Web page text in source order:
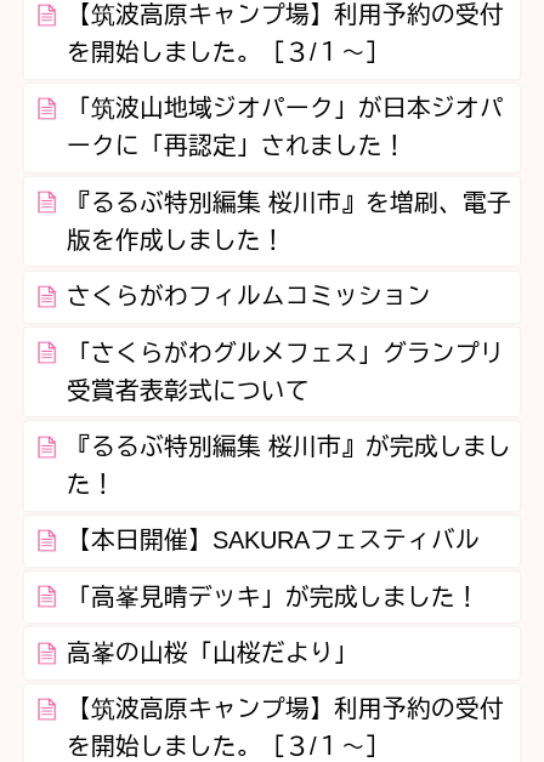
【筑波高原キャンプ場】利用予約の受付
を開始しました。［３/１～］
「筑波山地域ジオパーク」が日本ジオパ
ークに「再認定」されました！
『るるぶ特別編集 桜川市』を増刷、電子
版を作成しました！
さくらがわフィルムコミッション
「さくらがわグルメフェス」グランプリ
受賞者表彰式について
『るるぶ特別編集 桜川市』が完成しまし
た！
【本日開催】SAKURAフェスティバル
「高峯見晴デッキ」が完成しました！
高峯の山桜「山桜だより」
【筑波高原キャンプ場】利用予約の受付
を開始しました。［３/１～］